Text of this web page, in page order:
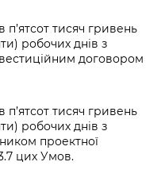
п’ятсот тисяч гривень
робочих днів з
договором
п’ятсот тисяч гривень
робочих днів з
проектної
цих Умов.